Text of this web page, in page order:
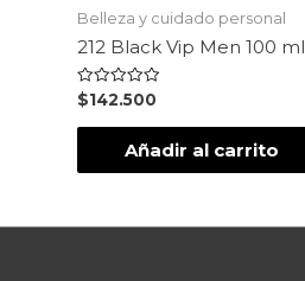
Belleza y cuidado personal
212 Black Vip Men 100 ml
Valorado
en
0
$142.500
Añadir al carrito